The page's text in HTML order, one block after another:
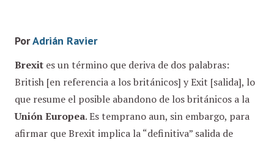
PorAdrián Ravier
Brexit es un término que deriva de dos palabras:
British [en referencia a los británicos] y Exit [salida], lo
que resume el posible abandono de los británicos a la
Unión Europea. Es temprano aun, sin embargo, para
afirmar que Brexit implica la “definitiva” salida de